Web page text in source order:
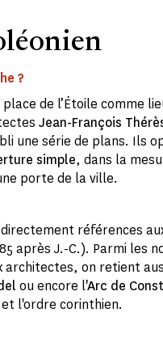
?
de l’Étoile comme
Jean-François
une série de plans. Ils
simple, dans la
porte de la ville.
références
après J.-C.). Parmi les
architectes, on retient
ou encore l'Arc de
l'ordre corinthien.